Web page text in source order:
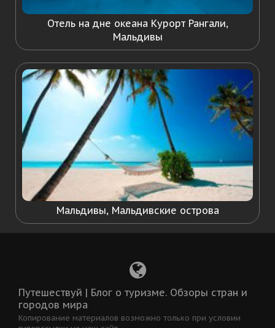
Отель на дне океана Курорт Рангали,
Мальдивы
Мальдивы, Мальдивские острова
Путешествуй | Блог о туризме. Обзоры стран и
городов мира
Копирование материалов возможно только при условии